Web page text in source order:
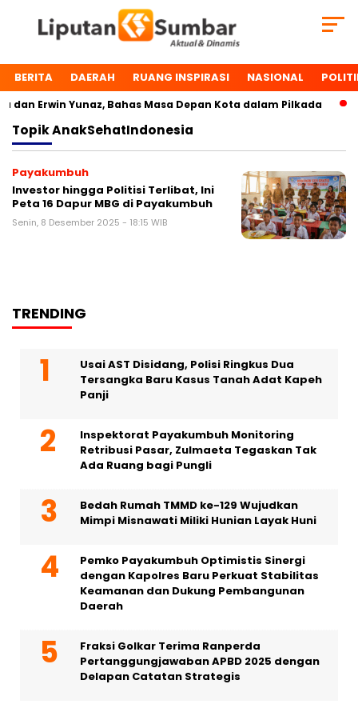
BERITA DAERAH RUANG INSPIRASI NASIONAL
Erwin Yunaz, Bahas Masa Depan Kota dalam Pilkada
TopikAnakSehatIndonesia
Payakumbuh
Investor hingga Politisi Terlibat, Ini
Peta 16 Dapur MBG di Payakumbuh
Senin, 8 Desember 2025 - 18:15 WIB
TRENDING
Usai AST Disidang, Polisi Ringkus Dua
Tersangka Baru Kasus Tanah Adat Kapeh
Panji
Inspektorat Payakumbuh Monitoring
Retribusi Pasar, Zulmaeta Tegaskan Tak
Ada Ruang bagi Pungli
Bedah Rumah TMMD ke-129 Wujudkan
Mimpi Misnawati Miliki Hunian Layak Huni
Pemko Payakumbuh Optimistis Sinergi
dengan Kapolres Baru Perkuat Stabilitas
Keamanan dan Dukung Pembangunan
Daerah
Fraksi Golkar Terima Ranperda
Pertanggungjawaban APBD 2025 dengan
Delapan Catatan Strategis